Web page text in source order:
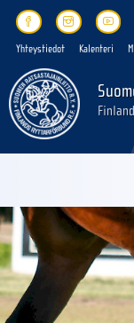
Yhteystiedot Kalenteri